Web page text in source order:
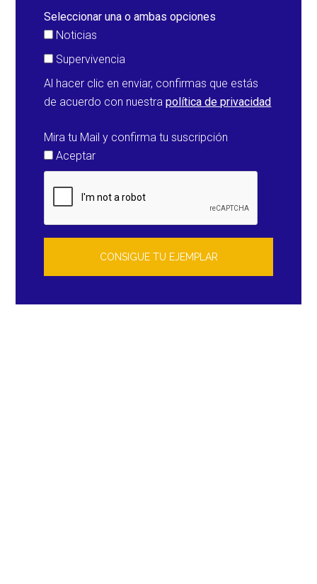
Seleccionar una o ambas opciones
Noticias
Supervivencia
Al hacer clic en enviar, confirmas que estás
de acuerdo con nuestrapolítica de privacidad
Mira tu Mail y confirma tu suscripción
Aceptar